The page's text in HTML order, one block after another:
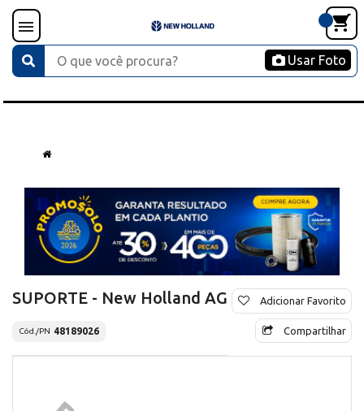
Usar Foto
SUPORTE - New Holland AG
Cód./PN 48189026
Adicionar Favorito
Compartilhar